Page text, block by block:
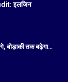
इलजिन
बोड़ाकी तक बढ़ेगा…